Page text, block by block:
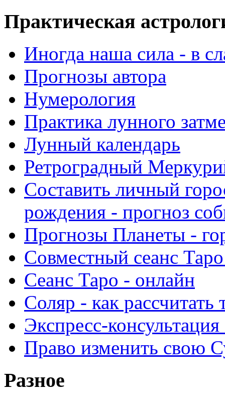
Практическая
Иногда наша сила - в
Прогнозы автора
Нумерология
Практика лунного
Лунный календарь
Ретроградный
Составить личный
рождения - прогноз
Прогнозы Планеты -
Совместный сеанс
Сеанс Таро - онлайн
Соляр - как
Экспресс-
Право изменить свою
Разное